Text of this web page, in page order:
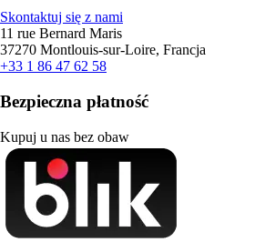
Skontaktuj się z nami
11 rue Bernard Maris
37270 Montlouis-sur-Loire, Francja
+33 1 86 47 62 58
Bezpieczna płatność
Kupuj u nas bez obaw